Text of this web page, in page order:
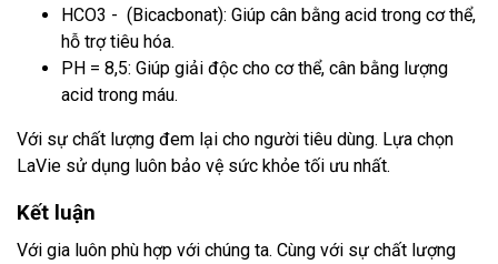
HCO3 - (Bicacbonat): Giúp cân bằng acid trong cơ thể,
hỗ trợ tiêu hóa.
PH = 8,5: Giúp giải độc cho cơ thể, cân bằng lượng
acid trong máu.
Với sự chất lượng đem lại cho người tiêu dùng. Lựa chọn
LaVie sử dụng luôn bảo vệ sức khỏe tối ưu nhất.
Kết luận
Với gia luôn phù hợp với chúng ta. Cùng với sự chất lượng